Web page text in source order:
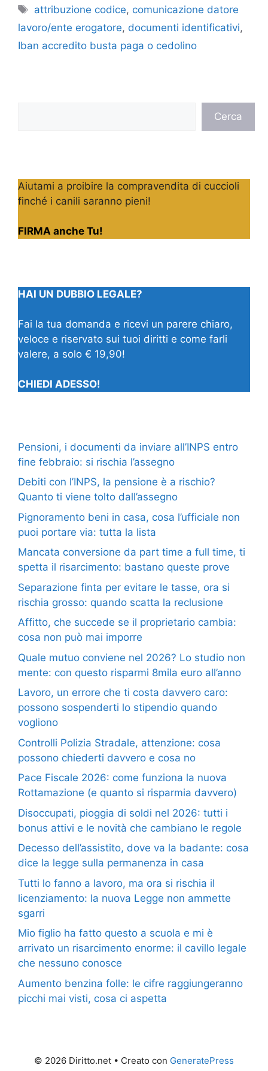
Tag
attribuzione codice, comunicazione datore
lavoro/ente erogatore, documenti identificativi,
Iban accredito busta paga o cedolino
Cerca
Aiutami a proibire la compravendita di cuccioli
finché i canili saranno pieni!
FIRMA anche Tu!
HAI UN DUBBIO LEGALE?
Fai la tua domanda e ricevi un parere chiaro,
veloce e riservato sui tuoi diritti e come farli
valere, a solo € 19,90!
CHIEDI ADESSO!
Pensioni, i documenti da inviare all’INPS entro
fine febbraio: si rischia l’assegno
Debiti con l’INPS, la pensione è a rischio?
Quanto ti viene tolto dall’assegno
Pignoramento beni in casa, cosa l’ufficiale non
puoi portare via: tutta la lista
Mancata conversione da part time a full time, ti
spetta il risarcimento: bastano queste prove
Separazione finta per evitare le tasse, ora si
rischia grosso: quando scatta la reclusione
Affitto, che succede se il proprietario cambia:
cosa non può mai imporre
Quale mutuo conviene nel 2026? Lo studio non
mente: con questo risparmi 8mila euro all’anno
Lavoro, un errore che ti costa davvero caro:
possono sospenderti lo stipendio quando
vogliono
Controlli Polizia Stradale, attenzione: cosa
possono chiederti davvero e cosa no
Pace Fiscale 2026: come funziona la nuova
Rottamazione (e quanto si risparmia davvero)
Disoccupati, pioggia di soldi nel 2026: tutti i
bonus attivi e le novità che cambiano le regole
Decesso dell’assistito, dove va la badante: cosa
dice la legge sulla permanenza in casa
Tutti lo fanno a lavoro, ma ora si rischia il
licenziamento: la nuova Legge non ammette
sgarri
Mio figlio ha fatto questo a scuola e mi è
arrivato un risarcimento enorme: il cavillo legale
che nessuno conosce
Aumento benzina folle: le cifre raggiungeranno
picchi mai visti, cosa ci aspetta
© 2026 Diritto.net • Creato con GeneratePress